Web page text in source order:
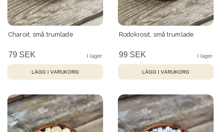
Charoit, små trumlade
79 SEK
Rodokrosit, små trumlade
99 SEK